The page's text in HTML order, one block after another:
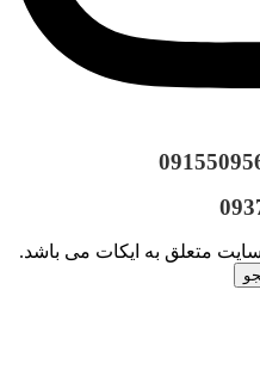
متعلق به ایکات می باشد.